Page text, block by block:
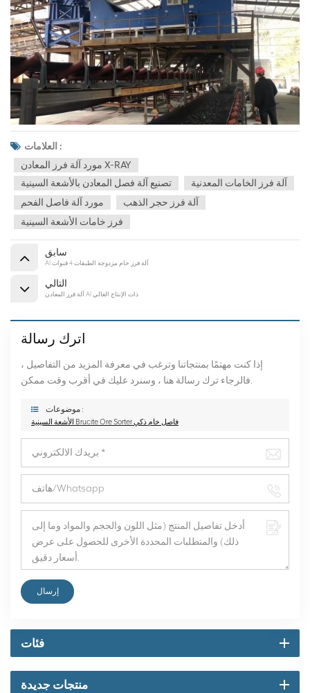
العلامات :
مورد آلة فرز المعادن X-RAY
تصنيع آلة فصل المعادن بالأشعة السينية
آلة فرز الخامات المعدنية
مورد آلة فاصل الفحم
آلة فرز حجر الذهب
فرز خامات الأشعة السينية
سابق
AI آلة فرز خام مزدوجة الطبقات 4 قنوات
التالي
آلة فرز المعادن AI ذات الإنتاج العالي
اترك رسالة
إذا كنت مهتمًا بمنتجاتنا وترغب في معرفة المزيد من التفاصيل ،
فالرجاء ترك رسالة هنا ، وسنرد عليك في أقرب وقت ممكن.
موضوعات :
الأشعة السينية Brucite Ore Sorter فاصل خام ذكي
إرسال
فئات
منتجات جديدة